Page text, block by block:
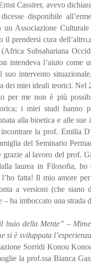
Cassirer, avevo
disponibile
un Associazione
prendersi cura
Subsahariana
l’aiuto come
intervento
dei miei ideali teorici. Nel
me non è più
i miei studi hanno
alla bioetica e alle
la prof. Emilia
del Seminario
al lavoro del prof.
laurea in Filosofia,
fatta! Il mio amore
a versioni (che siano
ha imboccato una strada
della Mente” –
si è sviluppata
Sorridi Konou
la prof.ssa Bianca